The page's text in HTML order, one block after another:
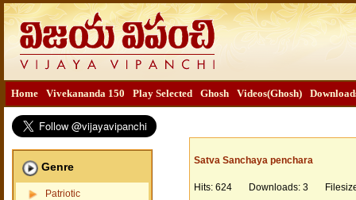
Home Vivekananda 150 Play Selected Ghosh Videos(Ghosh)
Genre
Patriotic
Satva Sanchaya penchara
Hits: 624 Downloads: 3